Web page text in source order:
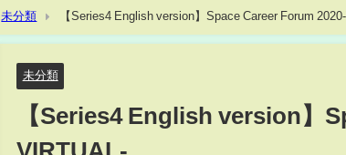
未分類 【Series4 English version】Space Career Forum
未分類
【Series4 English version】